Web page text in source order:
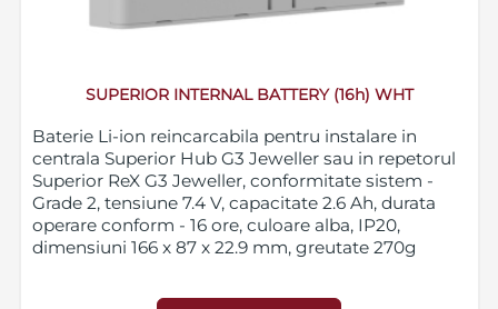
SUPERIOR INTERNAL BATTERY (16h) WHT
Baterie Li-ion reincarcabila pentru instalare in
centrala Superior Hub G3 Jeweller sau in repetorul
Superior ReX G3 Jeweller, conformitate sistem -
Grade 2, tensiune 7.4 V, capacitate 2.6 Ah, durata
operare conform - 16 ore, culoare alba, IP20,
dimensiuni 166 x 87 x 22.9 mm, greutate 270g